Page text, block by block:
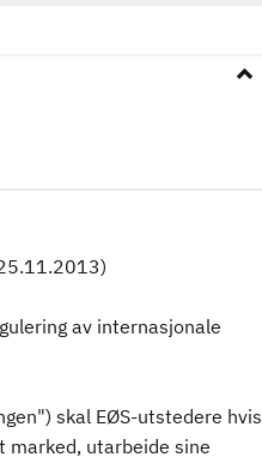
av internasjonale
skal EØS-utstedere hvis
utarbeide sine